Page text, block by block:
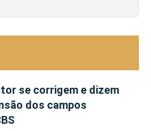
se corrigem e dizem
dos campos